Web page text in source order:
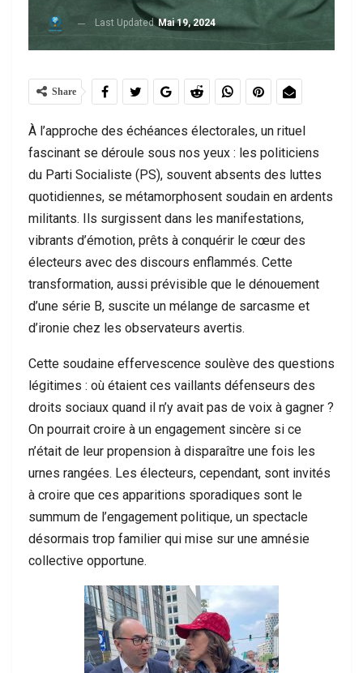
Last Updated Mai 19, 2024
Share
À l’approche des échéances électorales, un rituel
fascinant se déroule sous nos yeux : les politiciens
du Parti Socialiste (PS), souvent absents des luttes
quotidiennes, se métamorphosent soudain en ardents
militants. Ils surgissent dans les manifestations,
vibrants d’émotion, prêts à conquérir le cœur des
électeurs avec des discours enflammés. Cette
transformation, aussi prévisible que le dénouement
d’une série B, suscite un mélange de sarcasme et
d’ironie chez les observateurs avertis.
Cette soudaine effervescence soulève des questions
légitimes : où étaient ces vaillants défenseurs des
droits sociaux quand il n’y avait pas de voix à gagner ?
On pourrait croire à un engagement sincère si ce
n’était de leur propension à disparaître une fois les
urnes rangées. Les électeurs, cependant, sont invités
à croire que ces apparitions sporadiques sont le
summum de l’engagement politique, un spectacle
désormais trop familier qui mise sur une amnésie
collective opportune.